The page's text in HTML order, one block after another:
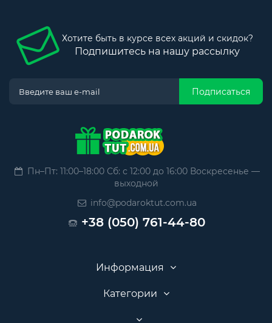
Хотите быть в курсе всех акций и скидок?
Подпишитесь на нашу рассылку
Подписаться
Пн–Пт: 11:00–18:00 Сб: с 12:00 до 16:00 Воскресенье —
выходной
info@podaroktut.com.ua
+38 (050) 761-44-80
Информация
Категории